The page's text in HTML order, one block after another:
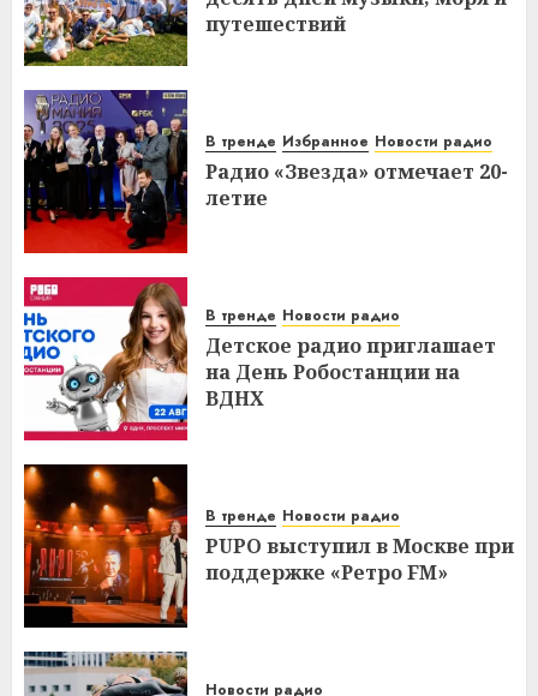
путешествий
В тренде Избранное Новости радио
Радио «Звезда» отмечает 20-
летие
В тренде Новости радио
Детское радио приглашает
на День Робостанции на
ВДНХ
В тренде Новости радио
PUPO выступил в Москве при
поддержке «Ретро FM»
Новости радио